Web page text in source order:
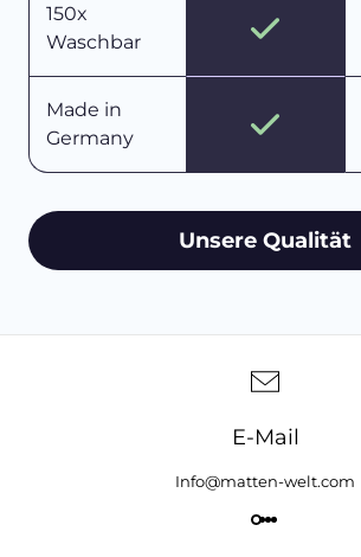
150x
Waschbar
Made in
Germany
Unsere Qualität
E-Mail
Info@matten-welt.com